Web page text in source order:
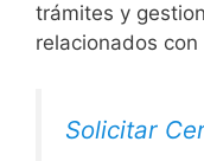
trámites y
relacionados
Solicitar